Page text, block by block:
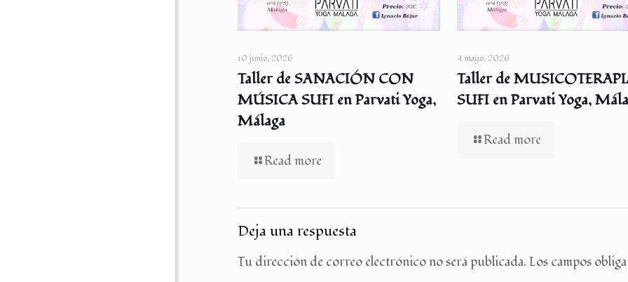
10 junio, 2026
Taller de SANACIÓN CON
MÚSICA SUFI en Parvati Yoga,
Málaga
Read more
4 mayo, 2026
Taller de
SUFI en Parvati Yoga,
Read more
Deja una respuesta
Tu dirección de correo electrónico no será publicada. Los campos